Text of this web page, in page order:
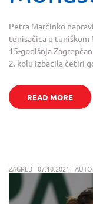
Petra Marčinko
tenisačica u tuniškom
15-godišnja
2. kolu izbacila četiri
READ MORE
ZAGREB | 07.10.2021 |